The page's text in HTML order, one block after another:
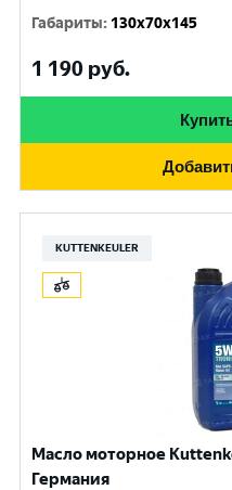
Габариты: 130x70x145
1 190 руб.
KUTTENKEULER
Масло моторное
Германия